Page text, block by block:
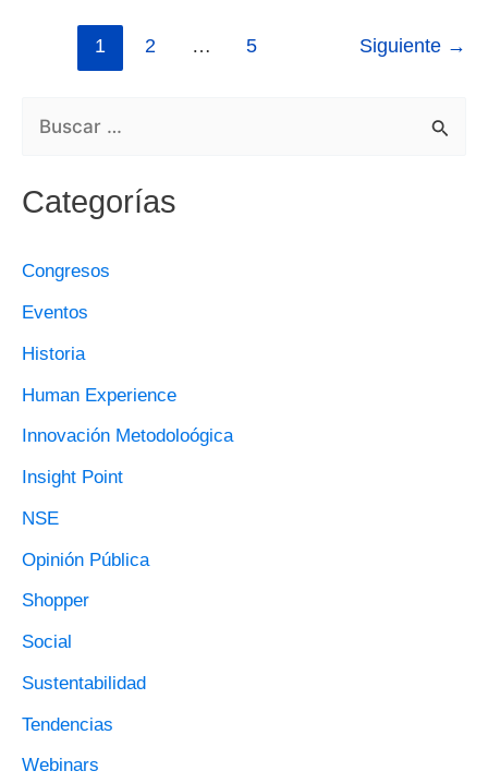
1 2 … 5 Siguiente →
S
A
R
P
O
R
:
Categorías
Congresos
Eventos
Historia
Human Experience
Innovación Metodoloógica
Insight Point
NSE
Opinión Pública
Shopper
Social
Sustentabilidad
Tendencias
Webinars